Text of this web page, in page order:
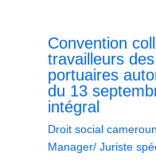
Convention
travailleurs
portuaires
du 13
intégral
Droit social
Manager/ Juriste